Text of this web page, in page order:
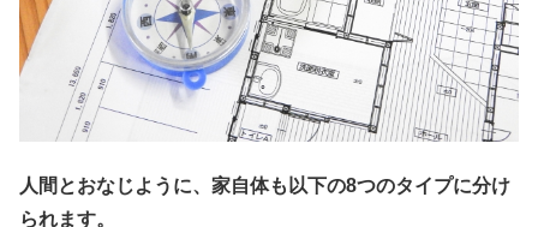
人間とおなじように、家自体も以下の8つのタイプに分け
られます。